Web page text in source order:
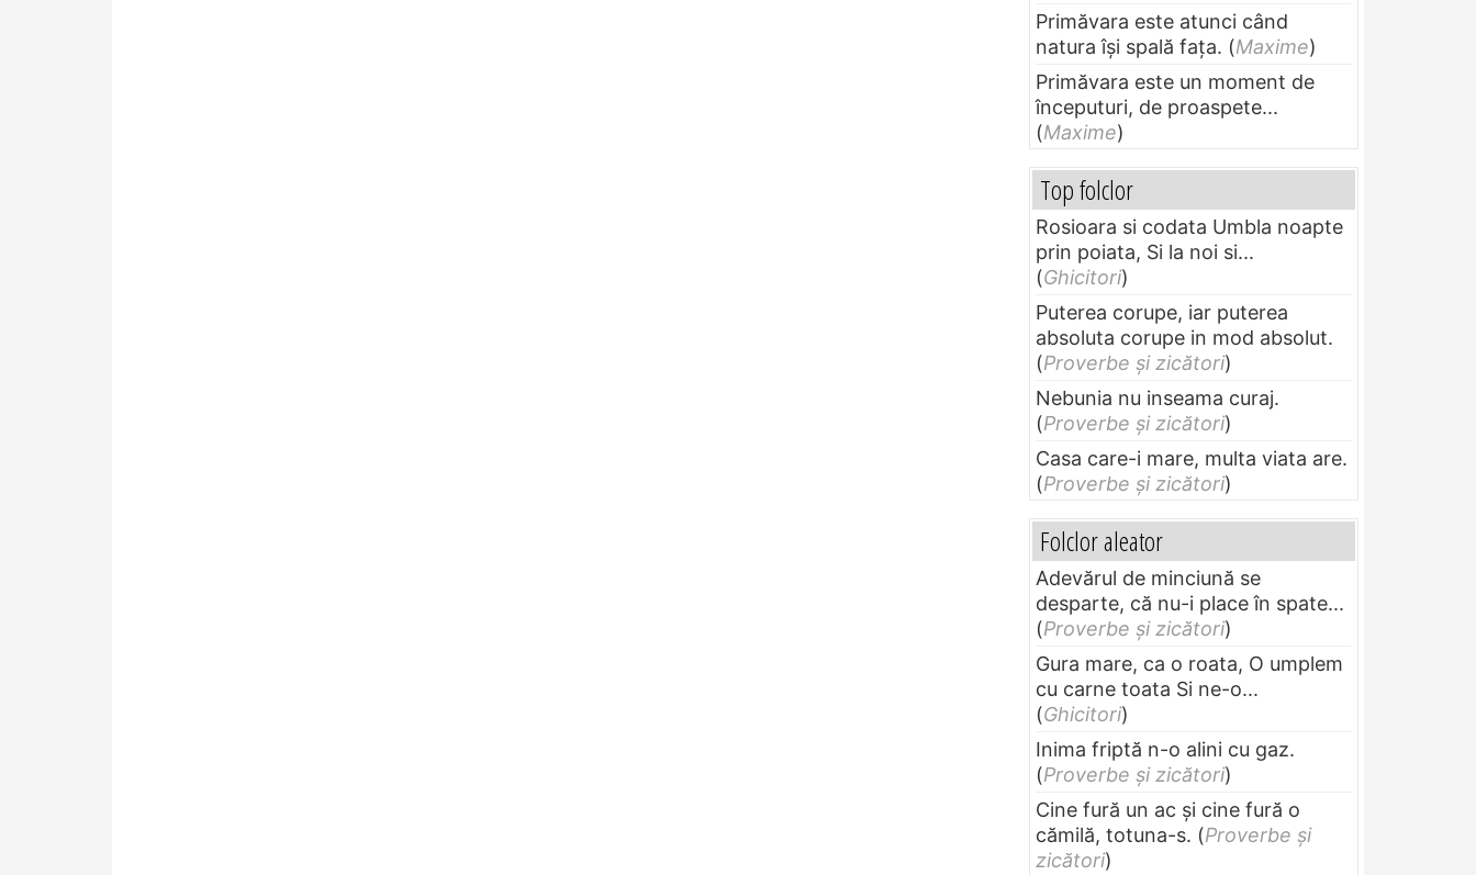
Primăvara este atunci când
natura își spală fața. (Maxime)
Primăvara este un moment de
începuturi, de proaspete...
(Maxime)
Top folclor
Rosioara si codata Umbla noapte
prin poiata, Si la noi si...
(Ghicitori)
Puterea corupe, iar puterea
absoluta corupe in mod absolut.
(Proverbe și zicători)
Nebunia nu inseama curaj.
(Proverbe și zicători)
Casa care-i mare, multa viata are.
(Proverbe și zicători)
Folclor aleator
Adevărul de minciună se
desparte, că nu-i place în spate...
(Proverbe și zicători)
Gura mare, ca o roata, O umplem
cu carne toata Si ne-o...
(Ghicitori)
Inima friptă n-o alini cu gaz.
(Proverbe și zicători)
Cine fură un ac şi cine fură o
cămilă, totuna-s. (Proverbe și
zicători)